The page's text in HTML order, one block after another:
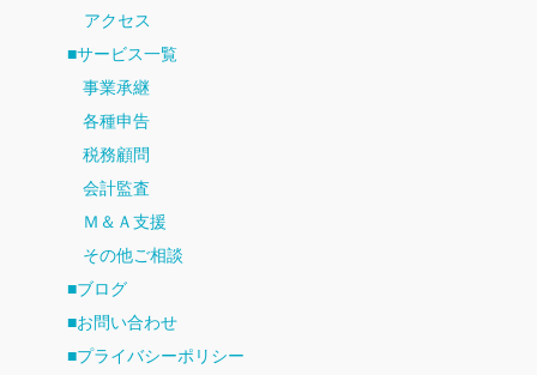
アクセス
■サービス一覧
事業承継
各種申告
税務顧問
会計監査
Ｍ＆Ａ支援
その他ご相談
■ブログ
■お問い合わせ
■プライバシーポリシー